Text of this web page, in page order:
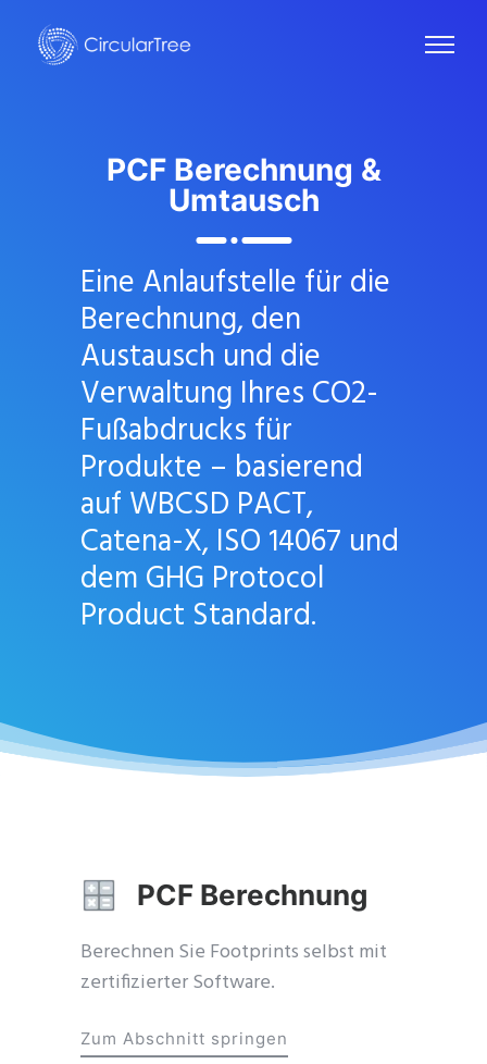
PCF Berechnung &
Umtausch
Eine Anlaufstelle für die
Berechnung, den
Austausch und die
Verwaltung Ihres CO2-
Fußabdrucks für
Produkte – basierend
auf WBCSD PACT,
Catena-X, ISO 14067 und
dem GHG Protocol
Product Standard.
PCF Berechnung
Berechnen Sie Footprints selbst mit
zertifizierter Software.
Zum Abschnitt springen